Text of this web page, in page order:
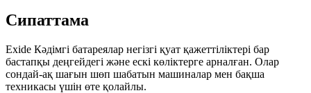
Сипаттама
Exide Кәдімгі батареялар негізгі қуат қажеттіліктері бар
бастапқы деңгейдегі және ескі көліктерге арналған. Олар
сондай-ақ шағын шөп шабатын машиналар мен бақша
техникасы үшін өте қолайлы.